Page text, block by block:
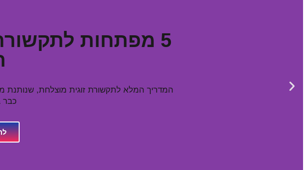
5 מפתחות
המדריך המלא לתקשורת זוגית מוצלחת, שנותנת
כבר